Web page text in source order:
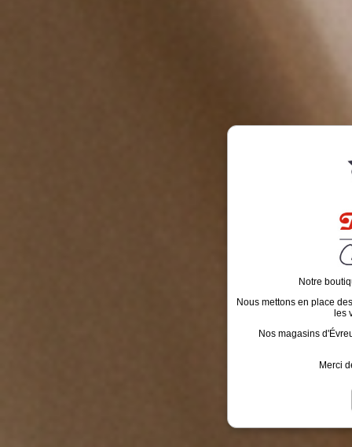
Notre
Nous mettons en place
les
Nos magasins
Merci